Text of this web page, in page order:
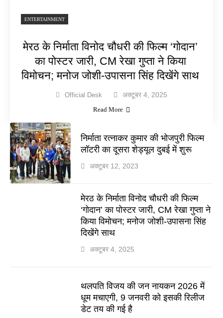
ENTERTAINMENT
मेरठ के निर्माता विनोद चौधरी की फिल्म ‘गोदान’
का पोस्टर जारी, CM रेखा गुप्ता ने किया
विमोचन; मनोज जोशी-उपासना सिंह दिखेंगे साथ
Official Desk अक्टूबर 4, 2025
Read More
निर्माता रत्नाकर कुमार की भोजपुरी फिल्म
लॉटरी का दूसरा शेड्यूल दुबई में शुरू
अक्टूबर 12, 2023
मेरठ के निर्माता विनोद चौधरी की फिल्म
‘गोदान’ का पोस्टर जारी, CM रेखा गुप्ता ने
किया विमोचन; मनोज जोशी-उपासना सिंह
दिखेंगे साथ
अक्टूबर 4, 2025
थलपति विजय की जन नायकन 2026 में
धूम मचाएगी, 9 जनवरी को इसकी रिलीज
डेट तय की गई है